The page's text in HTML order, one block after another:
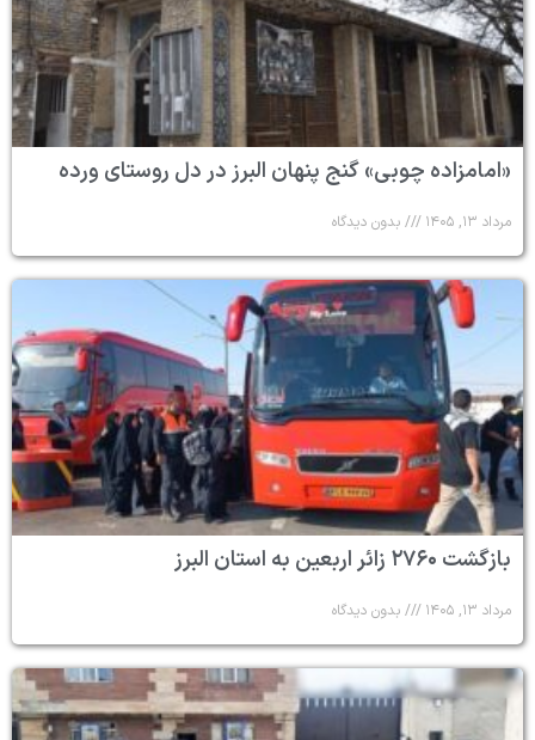
«امامزاده چوبی» گنج پنهان البرز در دل روستای ورده
مرداد ۱۳, ۱۴۰۵ بدون دیدگاه
بازگشت ۲۷۶۰ زائر اربعین به استان البرز
مرداد ۱۳, ۱۴۰۵ بدون دیدگاه